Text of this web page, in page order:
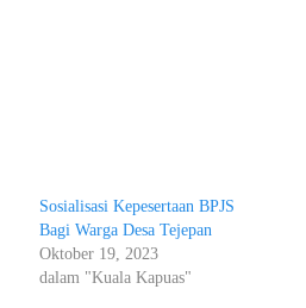
Sosialisasi Kepesertaan BPJS
Bagi Warga Desa Tejepan
Oktober 19, 2023
dalam "Kuala Kapuas"